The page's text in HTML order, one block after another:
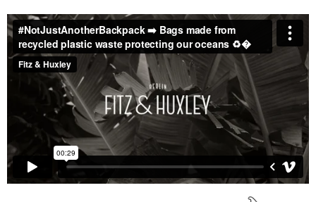
Utile? Oui Partager
Facebook
05/12/2024
Ano****
Produits de bonne qualité
Utile? Oui Partager
Twitter
Facebook
États-Unis, 03/12/2024
Béatrice FRE****
Je suis très contente de mon achat. Ne
connaissant pas la couleur originale, je ne vois